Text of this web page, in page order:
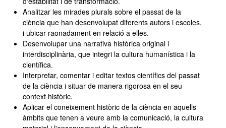
Analitzar les mirades plurals sobre el passat de la
ciència que han desenvolupat diferents autors i escoles,
i ubicar raonadament en relació a elles.
Desenvolupar una narrativa històrica original i
interdisciplinària, que integri la cultura humanística i la
científica.
Interpretar, comentar i editar textos científics del passat
de la ciència i situar de manera rigorosa en el seu
context històric.
Aplicar el coneixement històric de la ciència en aquells
àmbits que tenen a veure amb la comunicació, la cultura